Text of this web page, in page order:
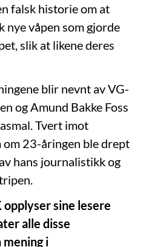
falsk historie om at
nye våpen som gjorde
slik at likene deres
blir nevnt av VG-
og Amund Bakke Foss
Tvert imot
23-åringen ble drept
hans journalistikk og
opplyser sine lesere
alle disse
mening i